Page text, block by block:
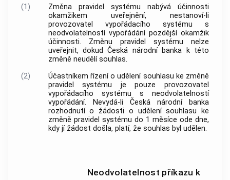
(1)
Změna pravidel systému nabývá účinnosti
okamžikem uveřejnění, nestanoví-li
provozovatel vypořádacího systému s
neodvolatelností vypořádání pozdější okamžik
účinnosti. Změnu pravidel systému nelze
uveřejnit, dokud Česká národní banka k této
změně neudělí souhlas.
(2)
Účastníkem řízení o udělení souhlasu ke změně
pravidel systému je pouze provozovatel
vypořádacího systému s neodvolatelností
vypořádání. Nevydá-li Česká národní banka
rozhodnutí o žádosti o udělení souhlasu ke
změně pravidel systému do 1 měsíce ode dne,
kdy jí žádost došla, platí, že souhlas byl udělen.
Neodvolatelnost příkazu k